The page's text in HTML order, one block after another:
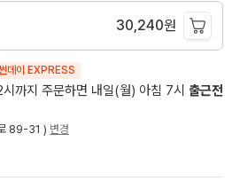
30,240원
데이 EXPRESS
까지 주문하면 내일(월) 아침 7시 출근전
89-31 ) 변경